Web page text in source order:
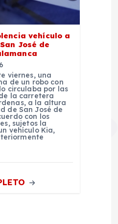
vehículo a
José de
viernes, una
de un robo con
circulaba por las
la carretera
a la altura
de San José de
con los
sujetos la
vehículo Kia,